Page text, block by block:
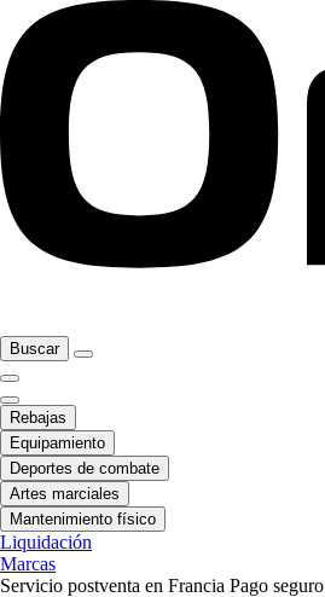
Buscar
Rebajas
Equipamiento
Deportes de combate
Artes marciales
Mantenimiento físico
Liquidación
Marcas
Servicio postventa en Francia Pago seguro